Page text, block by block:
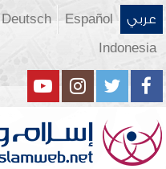
عربي Español
Deutsch
Indonesia